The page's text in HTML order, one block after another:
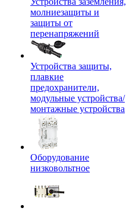
молниезащиты и
защиты от
перенапряжений
Устройства защиты,
плавкие
предохранители,
модульные устройства/
монтажные устройства
Оборудование
низковольтное